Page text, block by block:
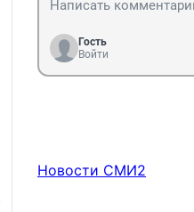
Гость
Войти
Новости СМИ2